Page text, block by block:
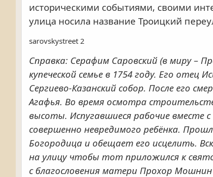
историческими событиями, своими
улица носила название Троицкий
sarovskystreet 2
Справка: Серафим Саровский (в миру –
купеческой семье в 1754 году. Его
Сергиево-Казанский собор. После его
Агафья. Во время осмотра
высоты. Испугавшиеся рабочие вместе
совершенно невредимого ребёнка.
Богородица и обещает его исцелить.
на улицу чтобы тот приложился к
с благословения матери Прохор